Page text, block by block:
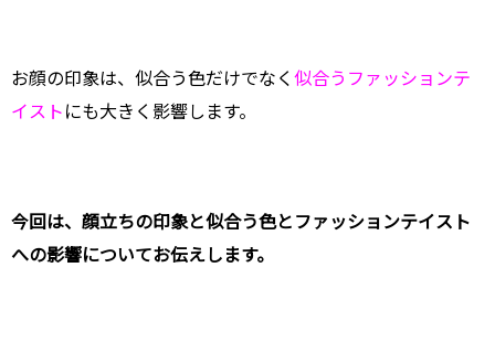
お顔の印象は、似合う色だけでなく 似合うファッションテ
イスト にも大きく影響します。
今回は、顔立ちの印象と似合う色とファッションテイスト
への影響についてお伝えします。